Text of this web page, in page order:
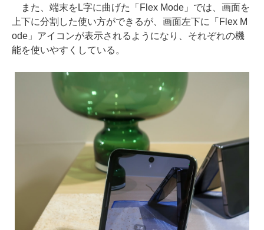
また、端末をL字に曲げた「Flex Mode」では、画面を
上下に分割した使い方ができるが、画面左下に「Flex M
ode」アイコンが表示されるようになり、それぞれの機
能を使いやすくしている。